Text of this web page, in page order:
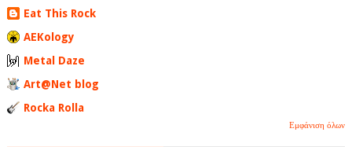
Eat This Rock
AEKology
Metal Daze
Art@Net blog
Rocka Rolla
Εμφάνιση όλων